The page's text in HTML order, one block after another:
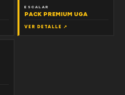
ESCALAR
PACK PREMIUM UGA
VER DETALLE ↗